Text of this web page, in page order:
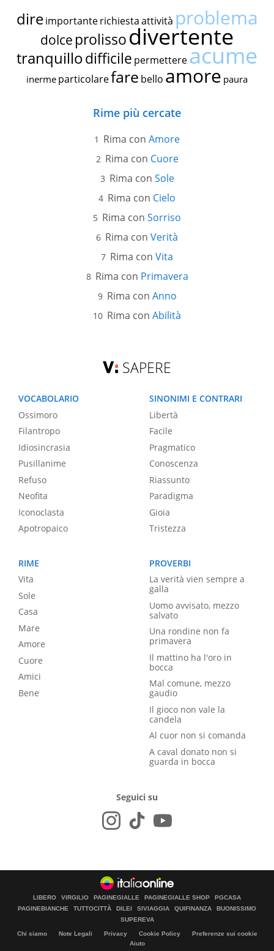
dire importante richiestaattività problema
dolce prolissodivertente
tranquillodifficile permettereacume
inerme particolarefare bello amore paura
Rime più cercate
Rima con Amore
Rima con Cuore
Rima con Sole
Rima con Cielo
Rima con Sorriso
Rima con Verità
Rima con Vita
Rima con Primavera
Rima con Anno
Rima con Abilità
SAPERE
VOCABOLARIO
Ossimoro
Filantropo
Idiosincrasia
Pusillanime
Refuso
Neofita
Iconoclasta
Apotropaico
SINONIMI E CONTRARI
Libertà
Facile
Pragmatico
Conoscenza
Riassunto
Paradigma
Gioia
Tristezza
RIME
Vita
Sole
Casa
Mare
Amore
Cuore
Amici
Bene
PROVERBI
La verità vien sempre a
galla
Uomo avvisato, mezzo
salvato
Una rondine non fa
primavera
Il mattino ha l'oro in
bocca
Mal comune, mezzo
gaudio
Il gioco non vale la
candela
Al cuor non si comanda
A caval donato non si
guarda in bocca
Seguici su
LIBERO VIRGILIO PAGINEGIALLE PAGINEGIALLE SHOP
PGCASA
PAGINEBIANCHE
TUTTOCITTÀ DILEI SIVIAGGIA QUIFINANZA
BUONISSIMO
SUPEREVA
Chi siamo Note Legali Privacy Cookie Policy
Preferenze sui cookie
Aiuto